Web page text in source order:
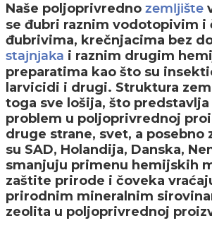
Naše poljoprivredno zemljište
se đubri raznim vodotopivim i
đubrivima, krečnjacima bez
stajnjaka i raznim drugim
preparatima kao što su
larvicidi i drugi. Struktura
toga sve lošija, što
problem u poljoprivrednoj
druge strane, svet, a posebno
su SAD, Holandija, Danska,
smanjuju primenu hemijskih
zaštite prirode i čoveka
prirodnim mineralnim
zeolita u poljoprivrednoj